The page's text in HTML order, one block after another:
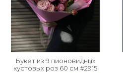
Букет из 9 пионовидных
кустовых роз 60 см #2915